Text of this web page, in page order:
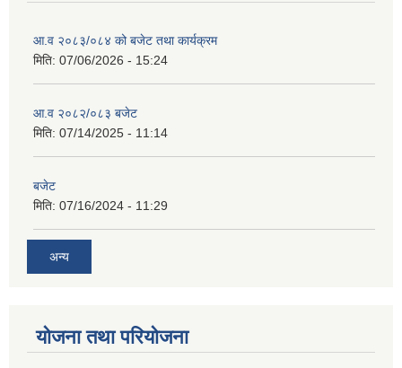
आ.व २०८३/०८४ को बजेट तथा कार्यक्रम
मिति: 07/06/2026 - 15:24
आ.व २०८२/०८३ बजेट
मिति: 07/14/2025 - 11:14
बजेट
मिति: 07/16/2024 - 11:29
अन्य
योजना तथा परियोजना